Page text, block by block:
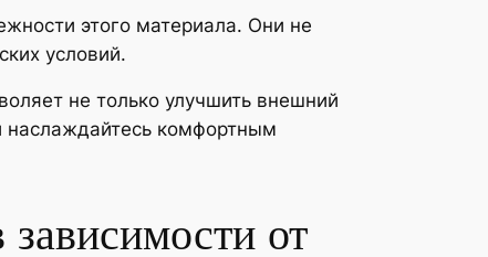
этого материала. Они не
условий.
не только улучшить внешний
наслаждайтесь комфортным
от